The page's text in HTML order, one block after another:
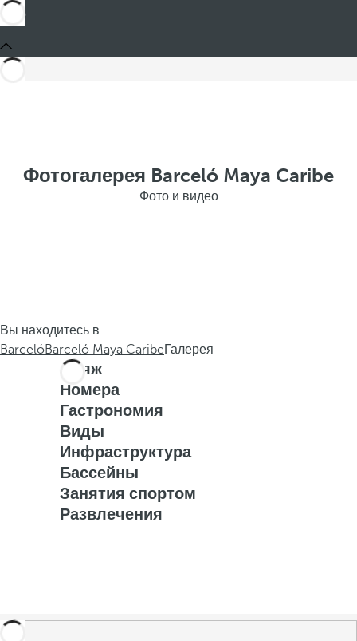
Фотогалерея Barceló Maya Caribe
Фото и видео
Вы находитесь в
BarcelóBarceló Maya CaribeГалерея
Пляж
Номера
Гастрономия
Виды
Инфраструктура
Бассейны
Занятия спортом
Развлечения